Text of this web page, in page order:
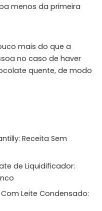
menos da primeira
mais do que a
no caso de haver
quente, de modo
Receita Sem
de Liquidificador:
Leite Condensado: